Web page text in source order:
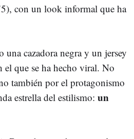
con un look informal que ha
una cazadora negra y un jersey
el que se ha hecho viral. No
también por el protagonismo
estrella del estilismo: un